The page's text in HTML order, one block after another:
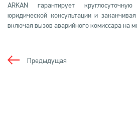
ARKAN гарантирует
юридической консультации и
включая вызов аварийного комиссара на
Предыдущая